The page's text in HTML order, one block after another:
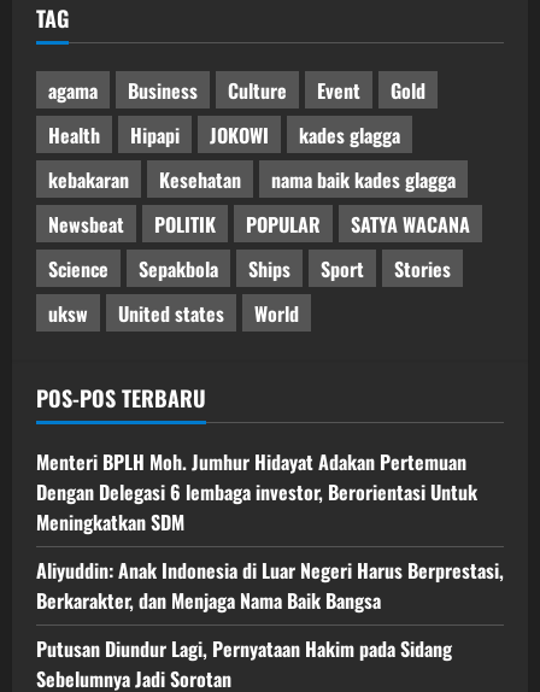
TAG
agama Business Culture Event
Gold
Health
Hipapi JOKOWI
kades glagga
kebakaran
Kesehatan
nama baik kades glagga
Newsbeat
POLITIK POPULAR
SATYA WACANA
Science
Sepakbola Ships Sport
Stories
uksw
United states World
POS-POS TERBARU
Menteri BPLH Moh. Jumhur Hidayat Adakan Pertemuan
Dengan Delegasi 6 lembaga investor, Berorientasi Untuk
Meningkatkan SDM
Aliyuddin: Anak Indonesia di Luar Negeri Harus Berprestasi,
Berkarakter, dan Menjaga Nama Baik Bangsa
Putusan Diundur Lagi, Pernyataan Hakim pada Sidang
Sebelumnya Jadi Sorotan